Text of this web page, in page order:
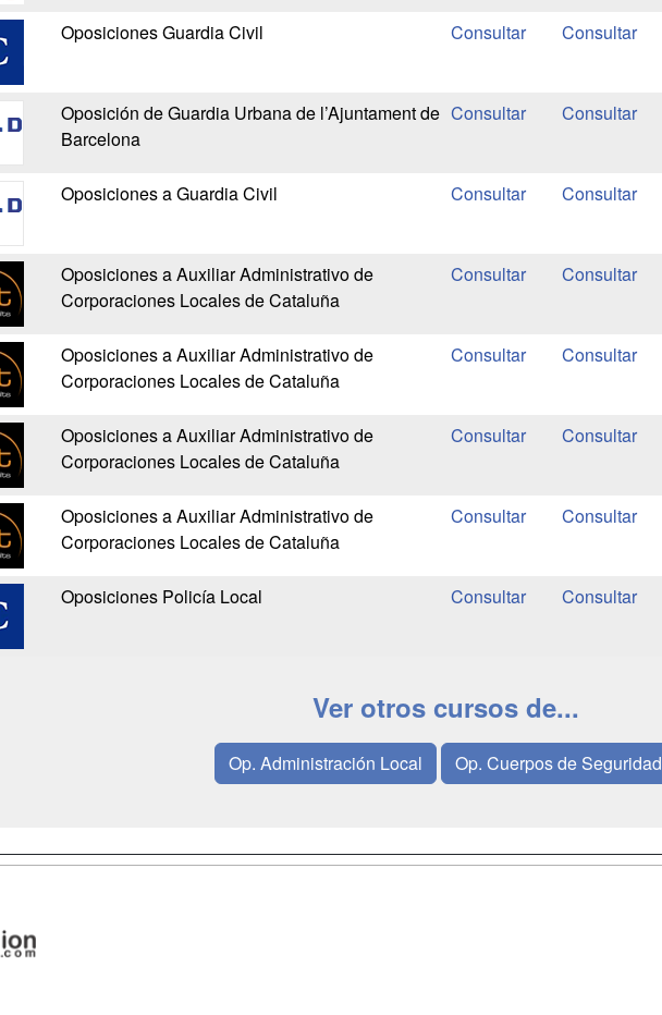
Oposiciones Guardia Civil
Oposición de Guardia Urbana de l’Ajuntament de
Barcelona
Oposiciones a Guardia Civil
Oposiciones a Auxiliar Administrativo de
Corporaciones Locales de Cataluña
Oposiciones a Auxiliar Administrativo de
Corporaciones Locales de Cataluña
Oposiciones a Auxiliar Administrativo de
Corporaciones Locales de Cataluña
Oposiciones a Auxiliar Administrativo de
Corporaciones Locales de Cataluña
Oposiciones Policía Local
Ver otros cursos de...
Op. Administración Local Op. Cuerpos de Seguridad